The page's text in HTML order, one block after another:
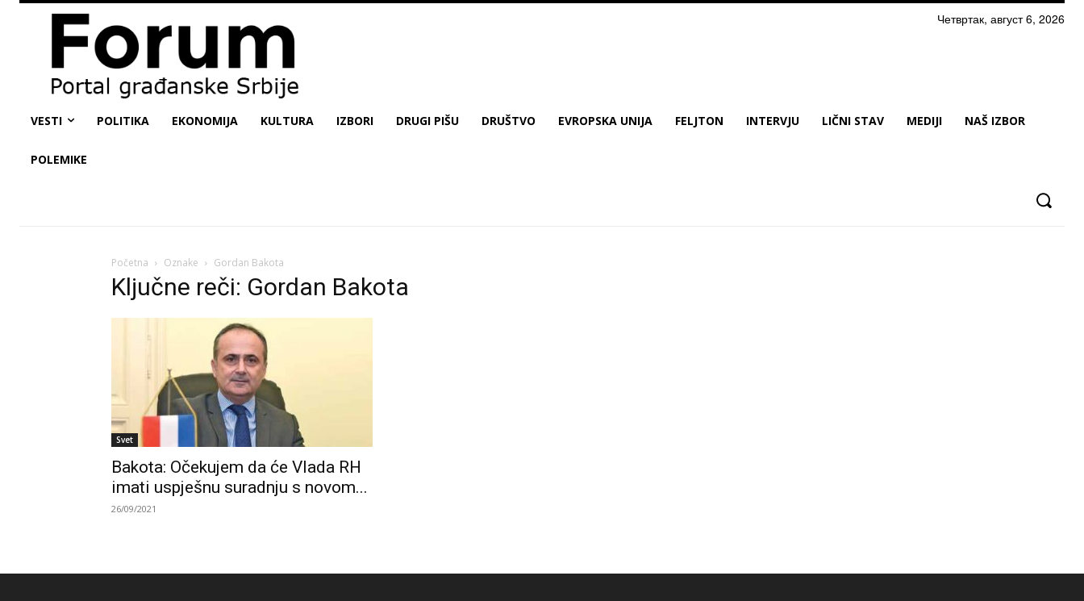
Четвртак, август 6, 2026
VESTI POLITIKA EKONOMIJA KULTURA IZBORI DRUGI PIŠU DRUŠTVO EVROPSKA UNIJA FELJTON INTERVJU LIČNI STAV MEDIJI NAŠ IZBOR
POLEMIKE
Početna Oznake Gordan Bakota
Ključne reči: Gordan Bakota
Svet
Bakota: Očekujem da će Vlada RH
imati uspješnu suradnju s novom...
26/09/2021